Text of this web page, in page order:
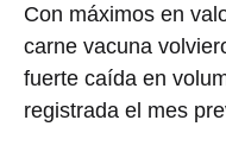
Con máximos en
carne vacuna
fuerte caída en
registrada el mes